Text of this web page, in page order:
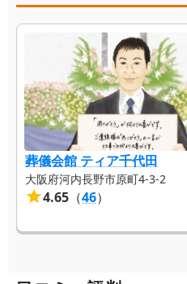
葬儀会館 ティア千代田
大阪府河内長野市原町4-3-2
4.65 （46）